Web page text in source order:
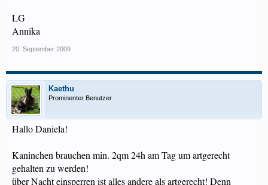
LG
Annika
20. September 2009
Kaethu
Prominenter Benutzer
Hallo Daniela!
Kaninchen brauchen min. 2qm 24h am Tag um artgerecht
gehalten zu werden!
über Nacht einsperren ist alles andere als artgerecht! Denn